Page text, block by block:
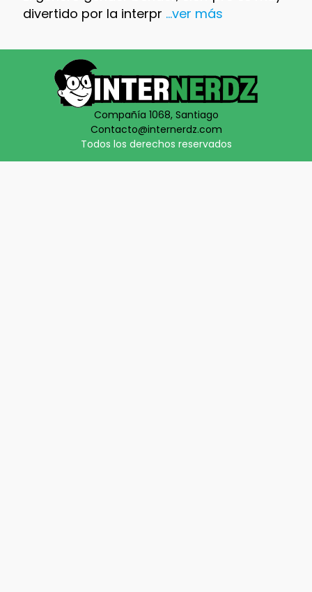
divertido por la interpr ...ver más
Compañía 1068, Santiago
Contacto@internerdz.com
Todos los derechos reservados